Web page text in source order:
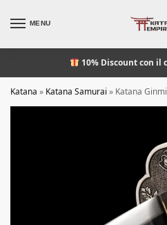
MENU
10% Discountcon il
Katana » Katana Samurai » Katana